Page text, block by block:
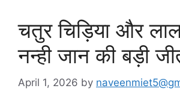
चतुर चिड़िया और
नन्ही जान की बड़ी
April 1, 2026 by